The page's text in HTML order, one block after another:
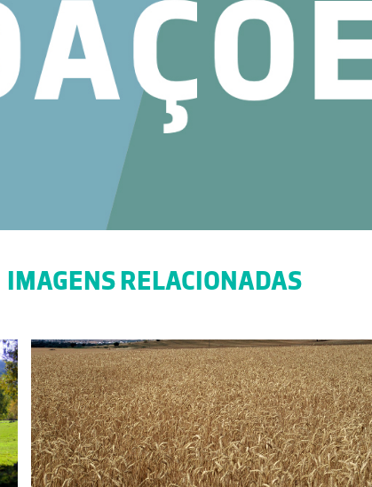
IMAGENS RELACIONADAS